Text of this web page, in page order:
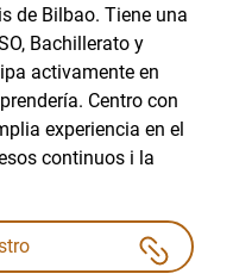
de Bilbao. Tiene una
Bachillerato y
activamente en
Centro con
experiencia en el
continuos i la